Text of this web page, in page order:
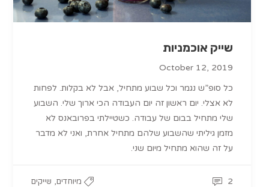
שייק אוכמניות
October 12, 2019
כל סופ”ש נגמר וכל שבוע מתחיל, אבל לא בקלות. לפחות
לא אצלי. יום ראשון זה יום העבודה הכי ארוך שלי. השבוע
שלי מתחיל בבום של עבודה. כשטיילתי בפרובאנס לא
מזמן גיליתי שהשבוע שלהם מתחיל אחרת, ואני לא מדבר
על זה שהוא מתחיל מיום שני.
מיוחדים, שייקים 2